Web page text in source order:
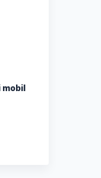
mobil